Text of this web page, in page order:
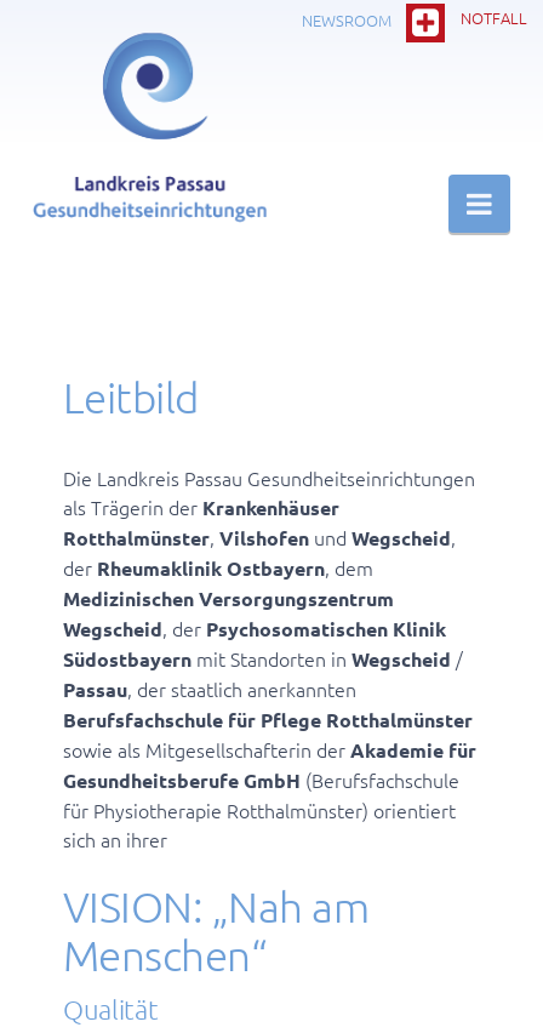
NEWSROOM NOTFALL
Leitbild
Die Landkreis Passau Gesundheitseinrichtungen
als Trägerin der Krankenhäuser
Rotthalmünster, Vilshofen und Wegscheid,
der Rheumaklinik Ostbayern, dem
Medizinischen Versorgungszentrum
Wegscheid, der Psychosomatischen Klinik
Südostbayern mit Standorten in Wegscheid /
Passau, der staatlich anerkannten
Berufsfachschule für Pflege Rotthalmünster
sowie als Mitgesellschafterin derAkademie für
Gesundheitsberufe GmbH (Berufsfachschule
für Physiotherapie Rotthalmünster) orientiert
sich an ihrer
VISION: „Nah am
Menschen“
Qualität